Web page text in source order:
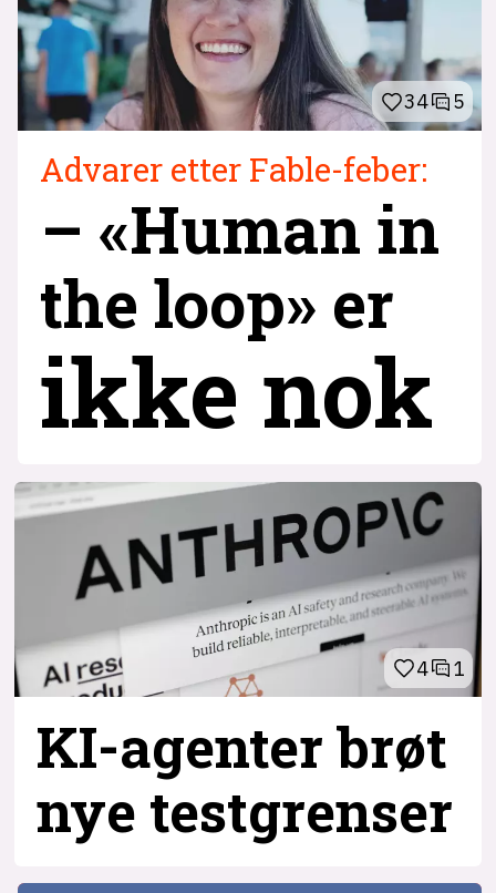
34 5
Advarer etter Fable-feber:
– «Human in
the loop» er
ikke nok
4 1
KI-agenter brøt
nye testgrenser